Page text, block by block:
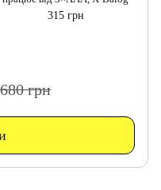
315 грн
680 грн